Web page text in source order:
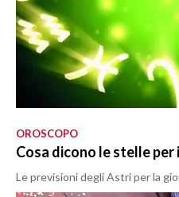
OROSCOPO
Cosa dicono le stelle per
Le previsioni degli Astri per la